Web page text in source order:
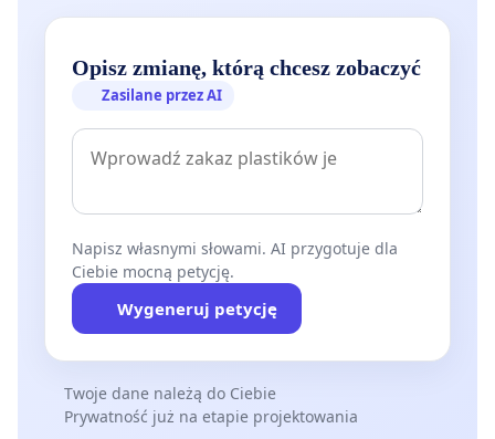
Opisz zmianę, którą chcesz zobaczyć
Zasilane przez AI
Napisz własnymi słowami. AI przygotuje dla
Ciebie mocną petycję.
Wygeneruj petycję
Twoje dane należą do Ciebie
Prywatność już na etapie projektowania